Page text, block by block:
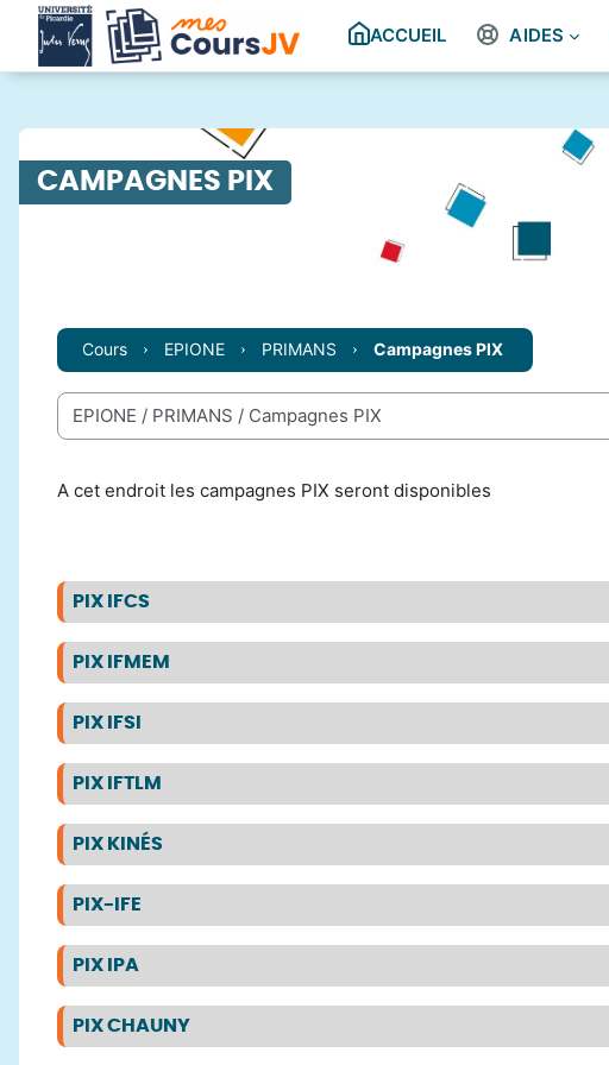
Passer au contenu principal
ACCUEIL
AIDES
CAMPAGNES PIX
Cours EPIONE PRIMANS Campagnes PIX
Catégories de cours
A cet endroit les campagnes PIX seront disponibles
PIX IFCS
PIX IFMEM
PIX IFSI
PIX IFTLM
PIX KINÉS
PIX-IFE
PIX IPA
PIX CHAUNY